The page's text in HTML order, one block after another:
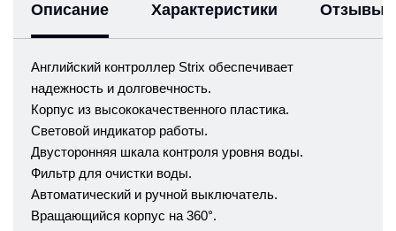
Описание Характеристики Отзывы
Английский контроллер Strix обеспечивает
надежность и долговечность.
Корпус из высококачественного пластика.
Световой индикатор работы.
Двусторонняя шкала контроля уровня воды.
Фильтр для очистки воды.
Автоматический и ручной выключатель.
Вращающийся корпус на 360°.